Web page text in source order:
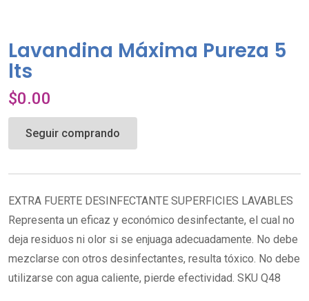
Lavandina Máxima Pureza 5
lts
$0.00
Seguir comprando
EXTRA FUERTE DESINFECTANTE SUPERFICIES LAVABLES
Representa un eficaz y económico desinfectante, el cual no
deja residuos ni olor si se enjuaga adecuadamente. No debe
mezclarse con otros desinfectantes, resulta tóxico. No debe
utilizarse con agua caliente, pierde efectividad. SKU Q48